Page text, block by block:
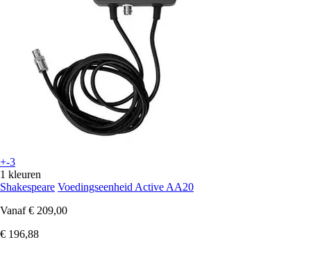
+-3
1 kleuren
Shakespeare Voedingseenheid Active AA20
Vanaf € 209,00
€ 196,88